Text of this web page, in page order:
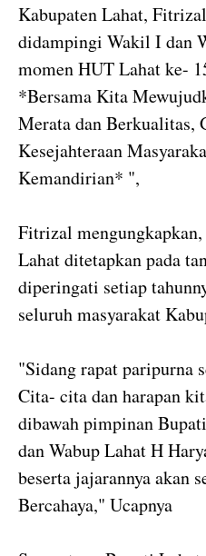
Kabupaten Lahat,
didampingi Wakil I dan
momen HUT Lahat ke-
*Bersama Kita
Merata dan Berkualitas,
Kesejahteraan
Kemandirian* ",
Fitrizal
Lahat ditetapkan pada
diperingati setiap
seluruh masyarakat
"Sidang rapat paripurna
Cita- cita dan harapan
dibawah pimpinan
dan Wabup Lahat H
beserta jajarannya akan
Bercahaya," Ucapnya